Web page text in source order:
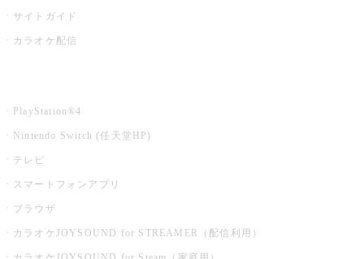
サイトガイド
カラオケ配信
PlayStation®4
Nintendo Switch (任天堂HP)
テレビ
スマートフォンアプリ
ブラウザ
カラオケJOYSOUND for STREAMER（配信利用）